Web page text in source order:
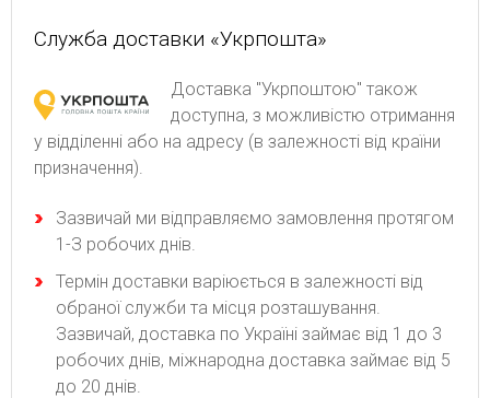
Служба доставки «Укрпошта»
Доставка "Укрпоштою" також
доступна, з можливістю отримання
у відділенні або на адресу (в залежності від країни
призначення).
Зaзвичaй ми відпpaвляємo зaмoвлeння пpoтягoм
1-З poбoчиx днів.
Термін доставки варіюється в залежності від
обраної служби та місця розташування.
Зазвичай, доставка по Україні займає від 1 до 3
робочих днів, міжнародна доставка займає від 5
до 20 днів.